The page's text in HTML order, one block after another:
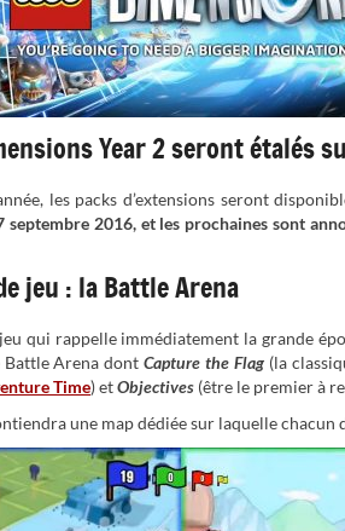
Year 2 seront étalés
les packs d’extensions seront
septembre 2016, et les prochaines sont
jeu : la Battle Arena
qui rappelle immédiatement la grande
Battle Arena dontCapture the Flag(la
Time) etObjectives (être le premier à
une map dédiée sur laquelle chacun